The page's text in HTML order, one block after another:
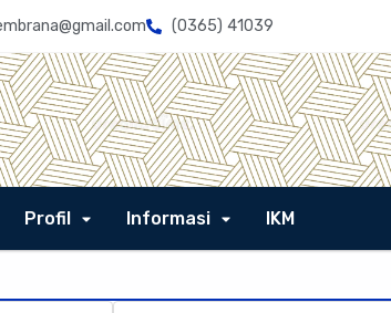
(0365) 41039
Profil Informasi IKM